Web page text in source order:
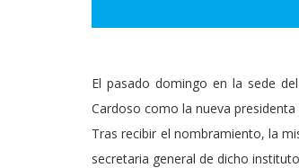
El pasado domingo en la sede
Cardoso como la nueva
Tras recibir el nombramiento, la
secretaria general de dicho